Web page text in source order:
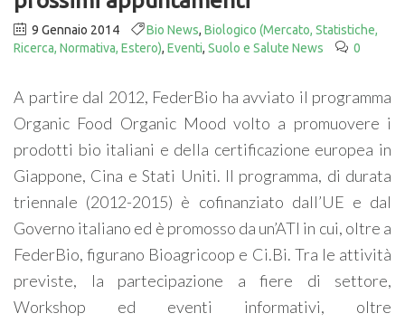
9 Gennaio 2014 Bio News, Biologico (Mercato, Statistiche,
Ricerca, Normativa, Estero), Eventi, Suolo e Salute News 0
A partire dal 2012, FederBio ha avviato il programma
Organic Food Organic Mood volto a promuovere i
prodotti bio italiani e della certificazione europea in
Giappone, Cina e Stati Uniti. Il programma, di durata
triennale (2012-2015) è cofinanziato dall’UE e dal
Governo italiano ed è promosso da un’ATI in cui, oltre a
FederBio, figurano Bioagricoop e Ci.Bi. Tra le attività
previste, la partecipazione a fiere di settore,
Workshop ed eventi informativi, oltre